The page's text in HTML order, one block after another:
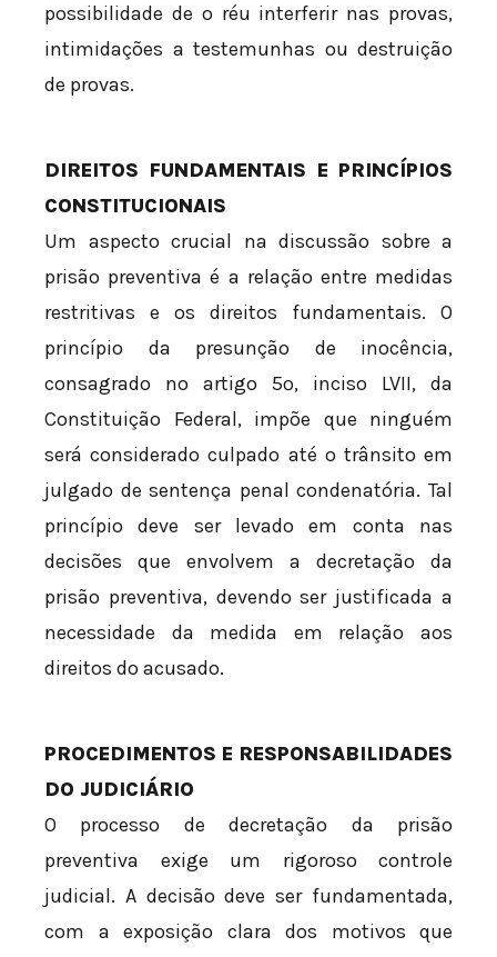
possibilidade de o réu interferir nas provas,
intimidações a testemunhas ou destruição
de provas.
DIREITOS FUNDAMENTAIS E PRINCÍPIOS
CONSTITUCIONAIS
Um aspecto crucial na discussão sobre a
prisão preventiva é a relação entre medidas
restritivas e os direitos fundamentais. O
princípio da presunção de inocência,
consagrado no artigo 5º, inciso LVII, da
Constituição Federal, impõe que ninguém
será considerado culpado até o trânsito em
julgado de sentença penal condenatória. Tal
princípio deve ser levado em conta nas
decisões que envolvem a decretação da
prisão preventiva, devendo ser justificada a
necessidade da medida em relação aos
direitos do acusado.
PROCEDIMENTOS E RESPONSABILIDADES
DO JUDICIÁRIO
O processo de decretação da prisão
preventiva exige um rigoroso controle
judicial. A decisão deve ser fundamentada,
com a exposição clara dos motivos que